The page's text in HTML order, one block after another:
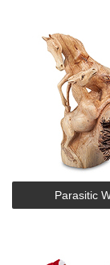
Parasitic